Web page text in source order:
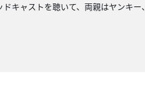
キャストを聴いて、両親はヤンキ